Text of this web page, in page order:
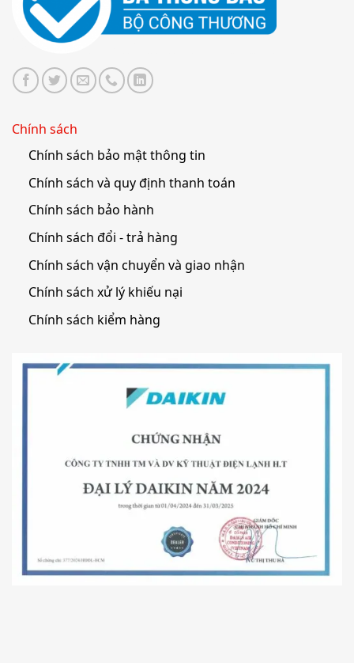
Chính sách
Chính sách bảo mật thông tin
Chính sách và quy định thanh toán
Chính sách bảo hành
Chính sách đổi - trả hàng
Chính sách vận chuyển và giao nhận
Chính sách xử lý khiếu nại
Chính sách kiểm hàng